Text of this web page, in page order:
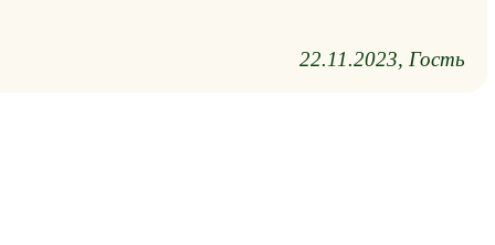
22.11.2023 Гость